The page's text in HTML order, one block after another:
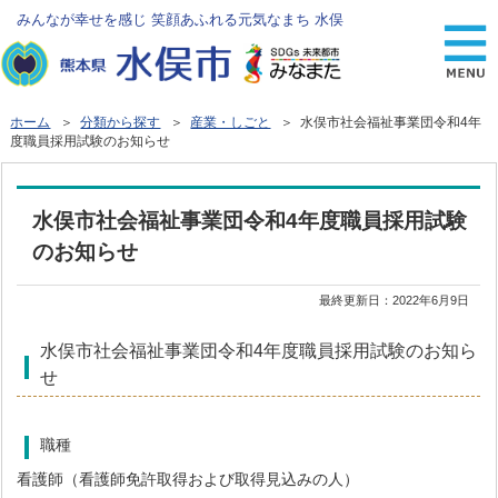
みんなが幸せを感じ 笑顔あふれる元気なまち 水俣
ホーム ＞分類から探す ＞ 産業・しごと
＞ 水俣市社会福祉事業団令和4年
度職員採用試験のお知らせ
水俣市社会福祉事業団令和4年度職員採用試験
のお知らせ
最終更新日：2022年6月9日
水俣市社会福祉事業団令和4年度職員採用試験のお知ら
せ
職種
看護師（看護師免許取得および取得見込みの人）